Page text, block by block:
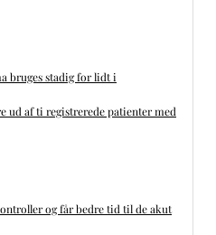
bruges stadig for lidt i
ud af ti registrerede patienter med
og får bedre tid til de akut